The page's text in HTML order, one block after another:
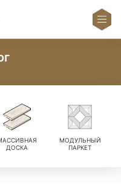
ДОСКА
МОДУЛЬНЫЙ
ПАРКЕТ